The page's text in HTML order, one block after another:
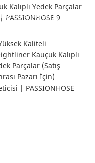
için kalıplanmış